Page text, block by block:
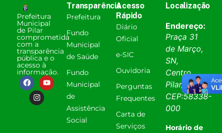
Prefeitura
Municipal
de Pilar
comprometida
com a
transparência
pública e o
acesso à
informação.
Transparência
Prefeitura
Fundo
Municipal
de Saúde
Fundo
Municipal
de
Assistência
Social
Acesso
Rápido
Diário
Oficial
e-SIC
Ouvidoria
Perguntas
Frequentes
Carta de
Serviços
Localização
Endereço:
Praça 31
de Março,
SN,
Centro
Pilar/ PB.
CEP:58338-
000
Horário de